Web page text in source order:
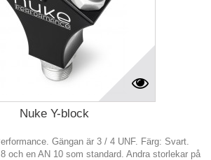
Nuke Y-block
Gängan är 3 / 4 UNF. Färg: Svart.
och en AN 10 som standard. Andra storlekar på